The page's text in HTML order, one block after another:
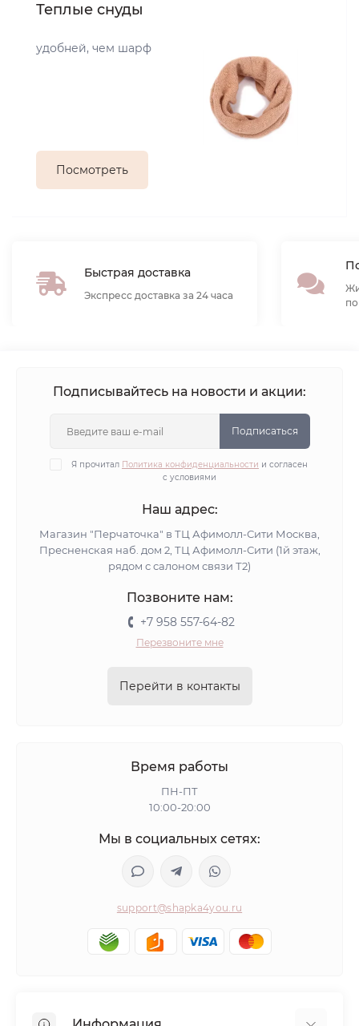
Теплые снуды
удобней, чем шарф
Посмотреть
Быстрая доставка
Экспресс доставка за 24 часа
Подписывайтесь на новости и акции:
Подписаться
Я прочитал Политика конфиденциальности и согласен
с условиями
Наш адрес:
Магазин "Перчаточка" в ТЦ Афимолл-Сити Москва,
Пресненская наб. дом 2, ТЦ Афимолл-Сити (1й этаж,
рядом с салоном связи Т2)
Позвоните нам:
+7 958 557-64-82
Перезвоните мне
Перейти в контакты
Время работы
ПН-ПТ
10:00-20:00
Мы в социальных сетях:
support@shapka4you.ru